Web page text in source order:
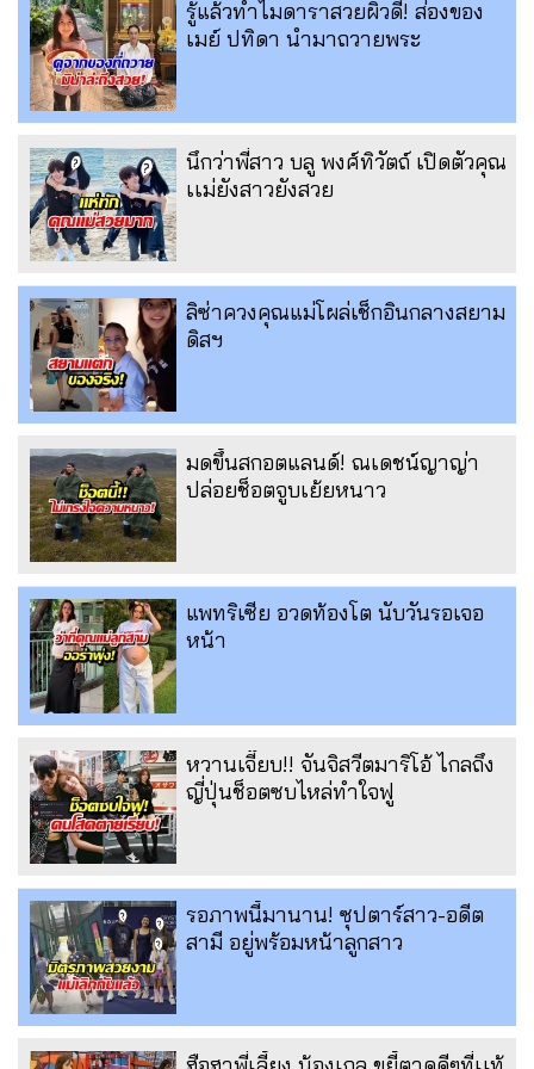
รู้แล้วทำไมดาราสวยผิวดี! ส่องของ
เมย์ ปทิดา นำมาถวายพระ
นึกว่าพี่สาว บลู พงศ์ทิวัตถ์ เปิดตัวคุณ
เเม่ยังสาวยังสวย
ลิซ่าควงคุณแม่โผล่เช็กอินกลางสยาม
ดิสฯ
มดขึ้นสกอตแลนด์! ณเดชน์ญาญ่า
ปล่อยช็อตจูบเย้ยหนาว
แพทริเซีย อวดท้องโต นับวันรอเจอ
หน้า
หวานเจี๊ยบ!! จันจิสวีตมาริโอ้ ไกลถึง
ญี่ปุ่นช็อตซบไหล่ทำใจฟู
รอภาพนี้มานาน! ซุปตาร์สาว-อดีต
สามี อยู่พร้อมหน้าลูกสาว